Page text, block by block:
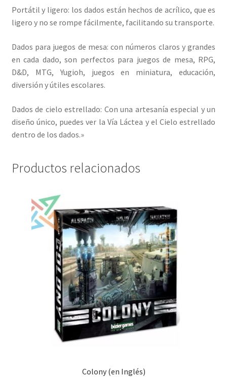
Portátil y ligero: los dados están hechos de acrílico, que es
ligero y no se rompe fácilmente, facilitando su transporte.
Dados para juegos de mesa: con números claros y grandes
en cada dado, son perfectos para juegos de mesa, RPG,
D&D, MTG, Yugioh, juegos en miniatura, educación,
diversión y útiles escolares.
Dados de cielo estrellado: Con una artesanía especial y un
diseño único, puedes ver la Vía Láctea y el Cielo estrellado
dentro de los dados.»
Productos relacionados
Colony (en Inglés)